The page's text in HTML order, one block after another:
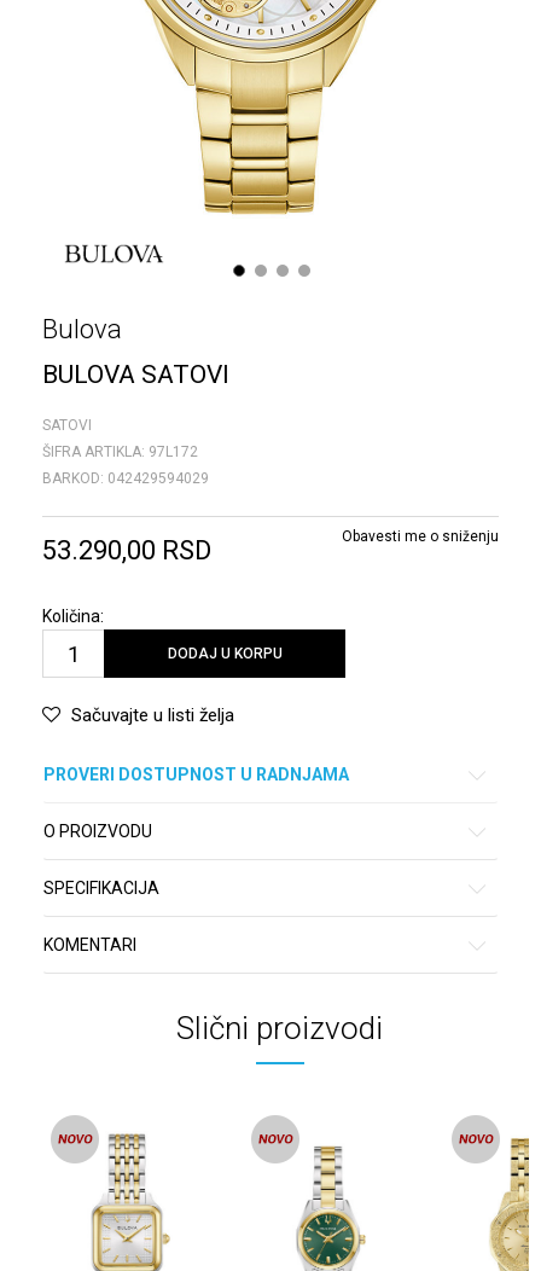
1 2 3 4
Bulova
BULOVA SATOVI
SATOVI
ŠIFRA ARTIKLA: 97L172
BARKOD: 042429594029
53.290,00 RSD Obavesti me o sniženju
Količina:
DODAJ U KORPU
Sačuvajte u listi želja
PROVERI DOSTUPNOST U RADNJAMA
O PROIZVODU
SPECIFIKACIJA
KOMENTARI
Slični proizvodi